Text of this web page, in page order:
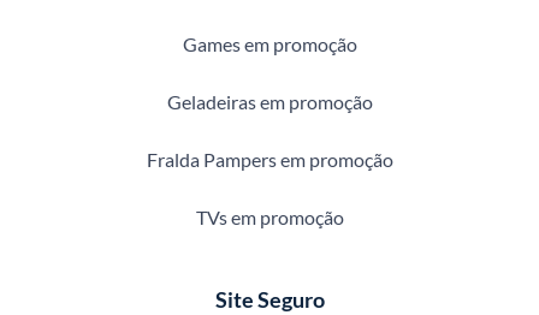
Games em promoção
Geladeiras em promoção
Fralda Pampers em promoção
TVs em promoção
Site Seguro